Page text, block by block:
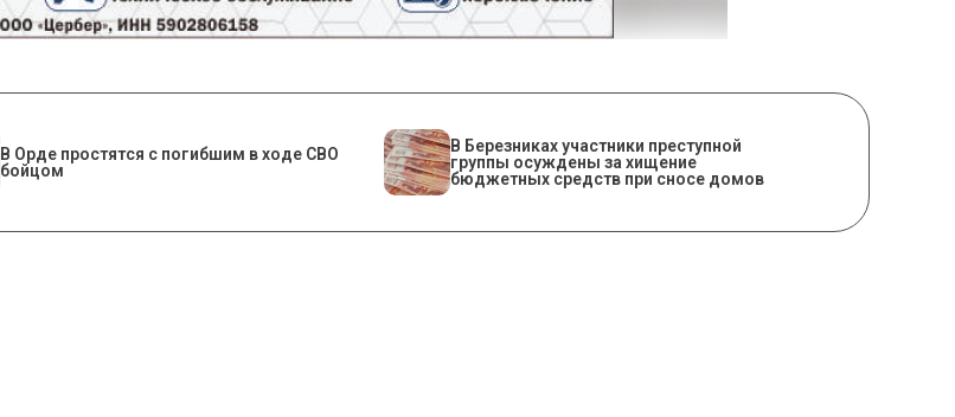
В Орде простятся с погибшим в ходе СВО
бойцом
В Березниках участники преступной
группы осуждены за хищение
бюджетных средств при сносе домов